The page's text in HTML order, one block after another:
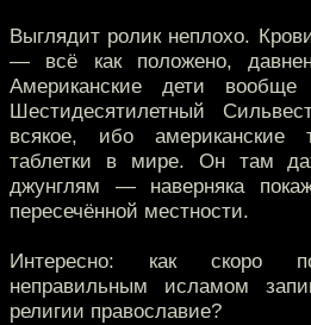
Выглядит ролик неплохо.
— всё как положено,
Американские дети
Шестидесятилетный
всякое, ибо
таблетки в мире. Он там
джунглям — наверняка
пересечённой местности.
Интересно: как скоро
неправильным исламом
религии православие?